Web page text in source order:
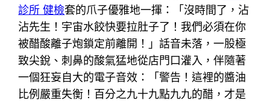
診所 健檢套的爪子優雅地一揮：「沒時間了，沾
沾先生！宇宙水餃快要拉肚子了！我們必須在你
被醋酸離子炮鎖定前離開！」話音未落，一股極
致尖銳、刺鼻的酸氣猛地從店門口灌入，伴隨著
一個狂妄自大的電子音效：「警告！這裡的醬油
比例嚴重失衡！百分之九十九點九九的醋，才是